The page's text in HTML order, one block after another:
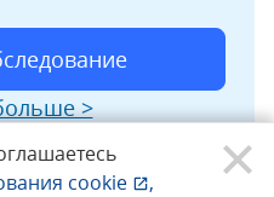
>
cookie
,